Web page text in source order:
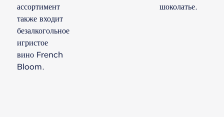
ассортимент
также входит
безалкогольное
игристое
вино French
Bloom.
шоколатье.